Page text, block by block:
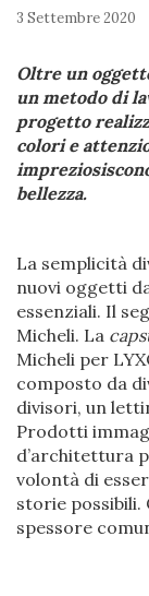
3 Settembre 2020
Oltre un
un metodo di
progetto
colori e
bellezza.
La semplicità
nuovi oggetti
essenziali. Il
Micheli. La
Micheli per
composto da
divisori, un
Prodotti
d’architettura
volontà di
storie
spessore